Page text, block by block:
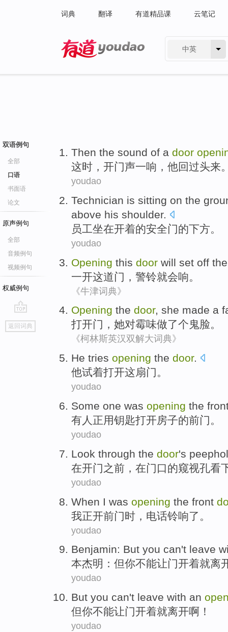
词典 翻译 有道精品课 云笔记
中英
双语例句
全部
口语
书面语
论文
原声例句
全部
音频例句
视频例句
权威例句
go
top
返回词典
Then the sound of a door
这时 ， 开门声一响， 他回过头来
youdao
Technician is sitting on the
above his shoulder.
员工坐在开着的安全门的下方。
youdao
Opening this door will set off
一开这道门 ， 警铃就会响。
《牛津词典》
Opening the door, she made a
打开门 ， 她对霉味做了个鬼脸。
《柯林斯英汉双解大词典》
He tries opening the door.
他试着打开这扇门。
youdao
Some one was opening the
有人 正用钥匙打开房子的前门。
youdao
Look through the door's
在开门之前 ，在门口的窥视孔看
youdao
When I was opening the front
我正开前门时 ， 电话铃响了 。
youdao
Benjamin: But you can't leave
本杰明 ： 但你不能让门开着就离
youdao
But you can't leave with an
但你不能让门开着就离开啊！
youdao